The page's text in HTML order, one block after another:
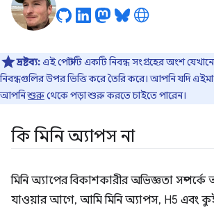
দ্রষ্টব্য:এই পোস্টটি একটি নিবন্ধ সংগ্রহের অংশ যেখানে
নিবন্ধগুলির উপর ভিত্তি করে তৈরি করে। আপনি যদি
আপনিশুরুথেকে পড়া শুরু করতে চাইতে পারেন।
কি মিনি অ্যাপস না
মিনি অ্যাপের বিকাশকারীর অভিজ্ঞতা
যাওয়ার আগে, আমি মিনি অ্যাপস, H5 এবং